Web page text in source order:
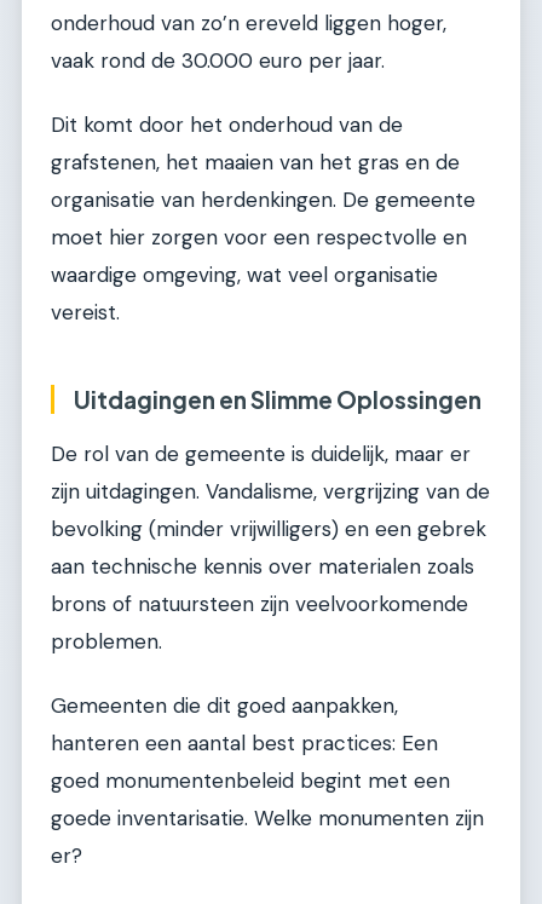
onderhoud van zo’n ereveld liggen hoger,
vaak rond de 30.000 euro per jaar.
Dit komt door het onderhoud van de
grafstenen, het maaien van het gras en de
organisatie van herdenkingen. De gemeente
moet hier zorgen voor een respectvolle en
waardige omgeving, wat veel organisatie
vereist.
Uitdagingen en Slimme Oplossingen
De rol van de gemeente is duidelijk, maar er
zijn uitdagingen. Vandalisme, vergrijzing van de
bevolking (minder vrijwilligers) en een gebrek
aan technische kennis over materialen zoals
brons of natuursteen zijn veelvoorkomende
problemen.
Gemeenten die dit goed aanpakken,
hanteren een aantal best practices: Een
goed monumentenbeleid begint met een
goede inventarisatie. Welke monumenten zijn
er?